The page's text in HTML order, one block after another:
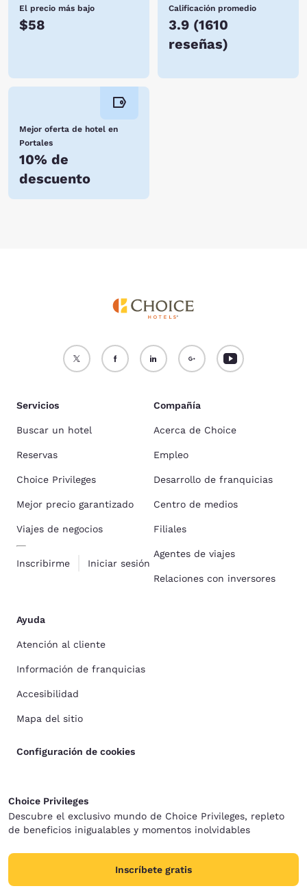
El precio más bajo
$58
Calificación promedio
3.9 (1610
reseñas)
Mejor oferta de hotel en
Portales
10% de
descuento
Servicios
Buscar un hotel
Reservas
Choice Privileges
Mejor precio garantizado
Viajes de negocios
Inscribirme Iniciar sesión
Compañía
Acerca de Choice
Empleo
Desarrollo de franquicias
Centro de medios
Filiales
Agentes de viajes
Relaciones con inversores
Ayuda
Atención al cliente
Información de franquicias
Accesibilidad
Mapa del sitio
Configuración de cookies
Choice Privileges
Descubre el exclusivo mundo de Choice Privileges, repleto
de beneficios inigualables y momentos inolvidables
Inscríbete gratis